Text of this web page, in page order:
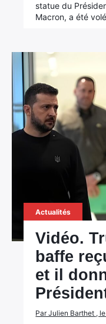
statue du
Macron, a été
Actualités
Vidéo.
baffe
et il
Par Julien Barthet ,
Rechercher
: